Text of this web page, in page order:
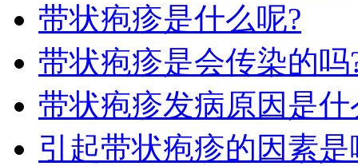
带状疱疹是什么呢?
带状疱疹是会传染的吗
带状疱疹发病原因是什
引起带状疱疹的因素是